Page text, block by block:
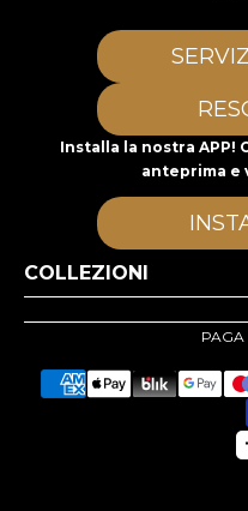
Installa la nostra
anteprima e
COLLEZIONI
PAGA